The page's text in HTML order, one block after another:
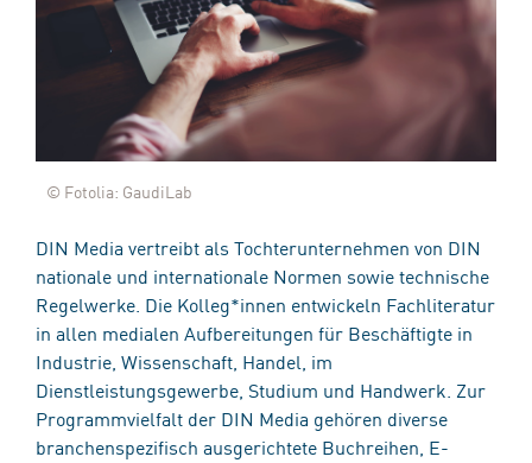
© Fotolia: GaudiLab
DIN Media vertreibt als Tochterunternehmen von DIN
nationale und internationale Normen sowie technische
Regelwerke. Die Kolleg*innen entwickeln Fachliteratur
in allen medialen Aufbereitungen für Beschäftigte in
Industrie, Wissenschaft, Handel, im
Dienstleistungsgewerbe, Studium und Handwerk. Zur
Programmvielfalt der DIN Media gehören diverse
branchenspezifisch ausgerichtete Buchreihen, E-